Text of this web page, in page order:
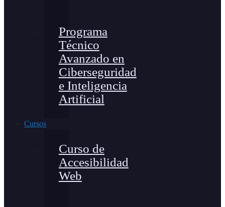
Programa
Técnico
Avanzado en
Ciberseguridad
e Inteligencia
Artificial
Cursos
Curso de
Accesibilidad
Web